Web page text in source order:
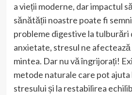
a vieții moderne, dar impactul
sănătății noastre poate fi
probleme digestive la tulburări
anxietate, stresul ne
mintea. Dar nu vă îngrijorați!
metode naturale care pot ajuta
stresului și la restabilirea